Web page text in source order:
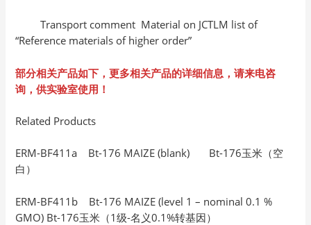
Transport comment Material on JCTLM list of
“Reference materials of higher order”
部分相关产品如下，更多相关产品的详细信息，请来电咨
询，供实验室使用！
Related Products
ERM-BF411a Bt-176 MAIZE (blank) Bt-176玉米（空
白）
ERM-BF411b Bt-176 MAIZE (level 1 – nominal 0.1 %
GMO) Bt-176玉米（1级-名义0.1%转基因）